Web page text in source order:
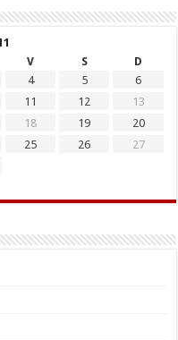
V S
D
4 5
6
11 12
13
18 19
20
25 26
27